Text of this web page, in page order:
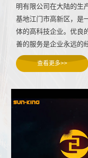
明有限公司在大陆的生
基地江门市高新区，是
体的高科技企业。优良
善的服务是企业永远的
查看更多>>